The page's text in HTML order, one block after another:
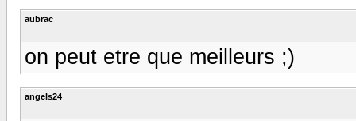
aubrac
on peut etre que meilleurs ;)
angels24